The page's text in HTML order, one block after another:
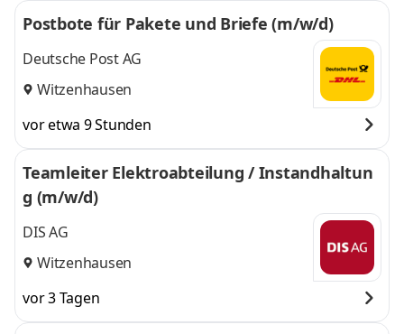
Postbote für Pakete und Briefe (m/w/d)
Deutsche Post AG
Witzenhausen
vor etwa 9 Stunden
Teamleiter Elektroabteilung / Instandhaltun
g (m/w/d)
DIS AG
Witzenhausen
vor 3 Tagen